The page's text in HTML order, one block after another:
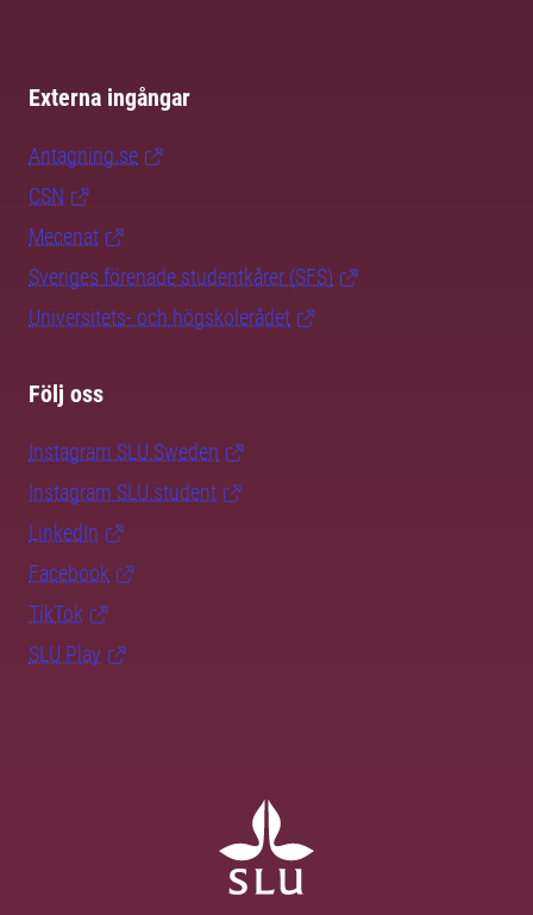
Externa ingångar
Antagning.se
CSN
Mecenat
Sveriges förenade studentkårer (SFS)
Universitets- och högskolerådet
Följ oss
Instagram SLU.Sweden
Instagram SLU.student
LinkedIn
Facebook
TikTok
SLU Play